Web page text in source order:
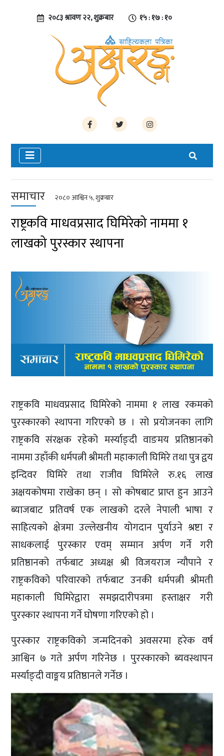
२०८३ श्रावण २२, शुक्रबार १५ : १७ : १०
समाचार २०८० आश्विन ५, शुक्रबार
राष्ट्रकवि माधवप्रसाद घिमिरेको नाममा १
लाखको पुरस्कार स्थापना
राष्ट्रकवि माधवप्रसाद घिमिरेको नाममा १ लाख रकमको
पुरस्कारको स्थापना गरिएको छ । सो प्रयोजनका लागि
राष्ट्रकवि संरक्षक रहेको मर्स्याङ्दी वाङमय प्रतिष्ठानको
नाममा उहाँकी धर्मपत्नी श्रीमती महाकाली घिमिरे तथा पुत्र द्वय
इन्दिवर घिमिरे तथा राजीव घिमिरेले रु.१६ लाख
अक्षयकोषमा राखेका छन् । सो कोषबाट प्राप्त हुन आउने
ब्याजबाट प्रतिवर्ष एक लाखको दरले नेपाली भाषा र
साहित्यको क्षेत्रमा उल्लेखनीय योगदान पुर्याउने श्रष्टा र
साधकलाई पुरस्कार एवम् सम्मान अर्पण गर्ने गरी
प्रतिष्ठानको तर्फबाट अध्यक्ष श्री विजयराज न्यौपाने र
राष्ट्रकविको परिवारको तर्फबाट उनकी धर्मपत्नी श्रीमती
महाकाली घिमिरेद्वारा समझदारीपत्रमा हस्ताक्षर गरी
पुरस्कार स्थापना गर्ने घोषणा गरिएको हो ।
पुरस्कार राष्ट्रकविको जन्मदिनको अवसरमा हरेक वर्ष
आश्विन ७ गते अर्पण गरिनेछ । पुरस्कारको ब्यवस्थापन
मर्स्याङ्दी वाङ्मय प्रतिष्ठानले गर्नेछ ।